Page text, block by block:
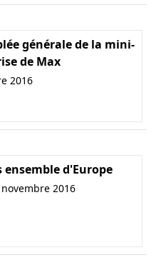
générale de la mini-
de Max
2016
ensemble d'Europe
2016